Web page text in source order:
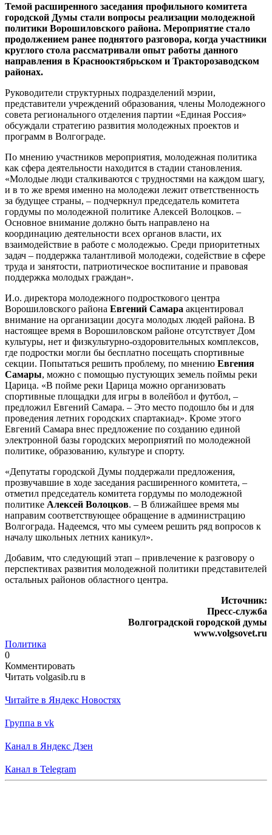
Темой расширенного заседания профильного комитета
городской Думы стали вопросы реализации молодежной
политики Ворошиловского района. Мероприятие стало
продолжением ранее поднятого разговора, когда участники
круглого стола рассматривали опыт работы данного
направления в Краснооктябрьском и Тракторозаводском
районах.
Руководители структурных подразделений мэрии,
представители учреждений образования, члены Молодежного
совета регионального отделения партии «Единая Россия»
обсуждали стратегию развития молодежных проектов и
программ в Волгограде.
По мнению участников мероприятия, молодежная политика
как сфера деятельности находится в стадии становления.
«Молодые люди сталкиваются с трудностями на каждом шагу,
и в то же время именно на молодежи лежит ответственность
за будущее страны, – подчеркнул председатель комитета
гордумы по молодежной политике Алексей Волоцков. –
Основное внимание должно быть направлено на
координацию деятельности всех органов власти, их
взаимодействие в работе с молодежью. Среди приоритетных
задач – поддержка талантливой молодежи, содействие в сфере
труда и занятости, патриотическое воспитание и правовая
поддержка молодых граждан».
И.о. директора молодежного подросткового центра
Ворошиловского района Евгений Самара акцентировал
внимание на организации досуга молодых людей района. В
настоящее время в Ворошиловском районе отсутствует Дом
культуры, нет и физкультурно-оздоровительных комплексов,
где подростки могли бы бесплатно посещать спортивные
секции. Попытаться решить проблему, по мнению Евгения
Самары, можно с помощью пустующих земель поймы реки
Царица. «В пойме реки Царица можно организовать
спортивные площадки для игры в волейбол и футбол, –
предложил Евгений Самара. – Это место подошло бы и для
проведения летних городских спартакиад». Кроме этого
Евгений Самара внес предложение по созданию единой
электронной базы городских мероприятий по молодежной
политике, образованию, культуре и спорту.
«Депутаты городской Думы поддержали предложения,
прозвучавшие в ходе заседания расширенного комитета, –
отметил председатель комитета гордумы по молодежной
политике Алексей Волоцков. – В ближайшее время мы
направим соответствующее обращение в администрацию
Волгограда. Надеемся, что мы сумеем решить ряд вопросов к
началу школьных летних каникул».
Добавим, что следующий этап – привлечение к разговору о
перспективах развития молодежной политики представителей
остальных районов областного центра.
Источник:
Пресс-служба
Волгоградской городской думы
www.volgsovet.ru
Политика
0
Комментировать
Читать volgasib.ru в
Читайте в Яндекс Новостях
Группа в vk
Канал в Яндекс Дзен
Канал в Telegram